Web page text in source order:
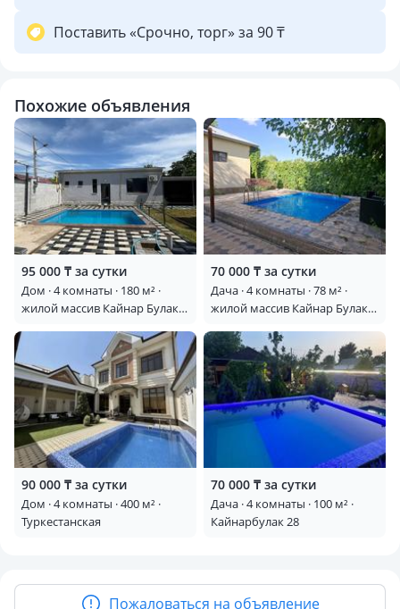
Поставить «Срочно, торг» за 90 ₸
Похожие объявления
95 000 ₸ за сутки
Дом · 4 комнаты · 180 м² ·
жилой массив Кайнар Булак,
Транспортная/малиновая
70 000 ₸ за сутки
Дача · 4 комнаты · 78 м² ·
жилой массив Кайнар Булак,
90 000 ₸ за сутки
Дом · 4 комнаты · 400 м² ·
Туркестанская
70 000 ₸ за сутки
Дача · 4 комнаты · 100 м² ·
Кайнарбулак 28
Пожаловаться на объявление